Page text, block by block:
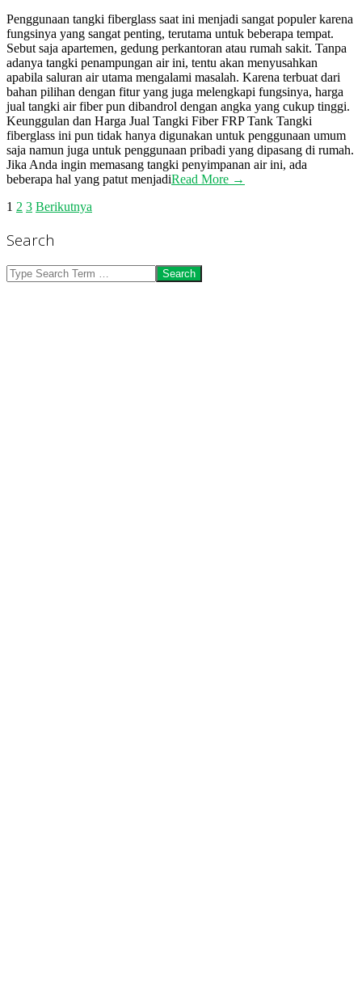
Penggunaan tangki fiberglass saat ini menjadi sangat populer karena
fungsinya yang sangat penting, terutama untuk beberapa tempat.
Sebut saja apartemen, gedung perkantoran atau rumah sakit. Tanpa
adanya tangki penampungan air ini, tentu akan menyusahkan
apabila saluran air utama mengalami masalah. Karena terbuat dari
bahan pilihan dengan fitur yang juga melengkapi fungsinya, harga
jual tangki air fiber pun dibandrol dengan angka yang cukup tinggi.
Keunggulan dan Harga Jual Tangki Fiber FRP Tank Tangki
fiberglass ini pun tidak hanya digunakan untuk penggunaan umum
saja namun juga untuk penggunaan pribadi yang dipasang di rumah.
Jika Anda ingin memasang tangki penyimpanan air ini, ada
beberapa hal yang patut menjadiRead More →
Paginasi
pos
1 2 3 Berikutnya
Search
Search